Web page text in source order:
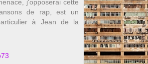
j'opposerai cette
de rap, est un
à Jean de la